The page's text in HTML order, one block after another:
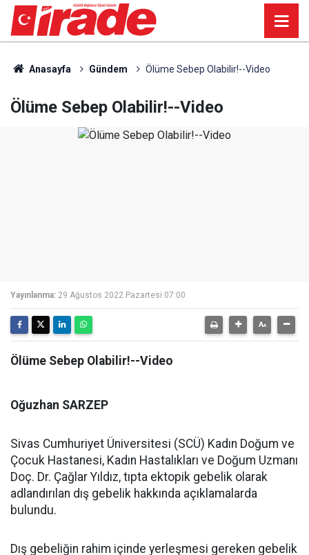
Anasayfa Gündem Ölüme Sebep Olabilir!--Video
Ölüme Sebep Olabilir!--Video
Yayınlanma: 29 Ağustos 2022 Pazartesi 07:00
Ölüme Sebep Olabilir!--Video
Oğuzhan SARZEP
Sivas Cumhuriyet Üniversitesi (SCÜ) Kadın Doğum ve
Çocuk Hastanesi, Kadın Hastalıkları ve Doğum Uzmanı
Doç. Dr. Çağlar Yıldız, tıpta ektopik gebelik olarak
adlandırılan dış gebelik hakkında açıklamalarda
bulundu.
Dış gebeliğin rahim içinde yerleşmesi gereken gebelik